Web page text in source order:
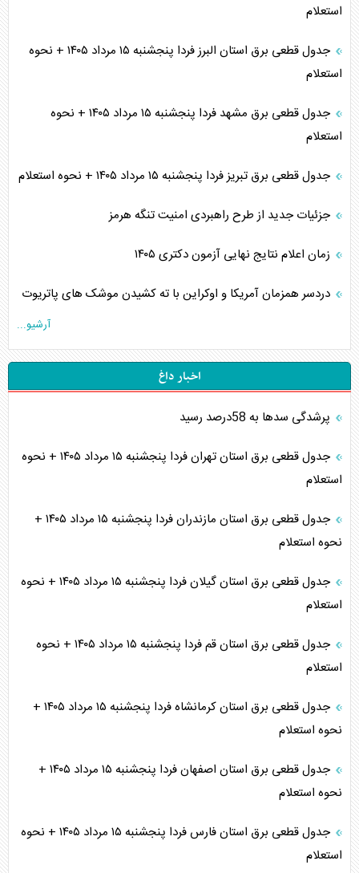
استعلام
جدول قطعی برق استان البرز فردا پنجشنبه ۱۵ مرداد ۱۴۰۵ + نحوه
استعلام
جدول قطعی برق مشهد فردا پنجشنبه ۱۵ مرداد ۱۴۰۵ + نحوه
استعلام
جدول قطعی برق تبریز فردا پنجشنبه ۱۵ مرداد ۱۴۰۵ + نحوه استعلام
جزئیات جدید از طرح راهبردی امنیت تنگه هرمز
زمان اعلام نتایج نهایی آزمون دکتری ۱۴۰۵
دردسر همزمان آمریکا و اوکراین با ته کشیدن موشک های پاتریوت
آرشیو...
اخبار داغ
پرشدگی سدها به 58درصد رسید
جدول قطعی برق استان تهران فردا پنجشنبه ۱۵ مرداد ۱۴۰۵ + نحوه
استعلام
جدول قطعی برق استان مازندران فردا پنجشنبه ۱۵ مرداد ۱۴۰۵ +
نحوه استعلام
جدول قطعی برق استان گیلان فردا پنجشنبه ۱۵ مرداد ۱۴۰۵ + نحوه
استعلام
جدول قطعی برق استان قم فردا پنجشنبه ۱۵ مرداد ۱۴۰۵ + نحوه
استعلام
جدول قطعی برق استان کرمانشاه فردا پنجشنبه ۱۵ مرداد ۱۴۰۵ +
نحوه استعلام
جدول قطعی برق استان اصفهان فردا پنجشنبه ۱۵ مرداد ۱۴۰۵ +
نحوه استعلام
جدول قطعی برق استان فارس فردا پنجشنبه ۱۵ مرداد ۱۴۰۵ + نحوه
استعلام